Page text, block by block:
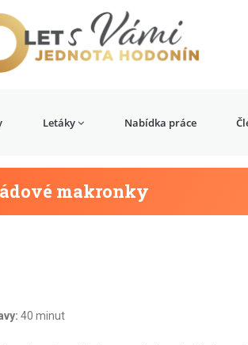
Letáky Nabídka práce
makronky
40 minut